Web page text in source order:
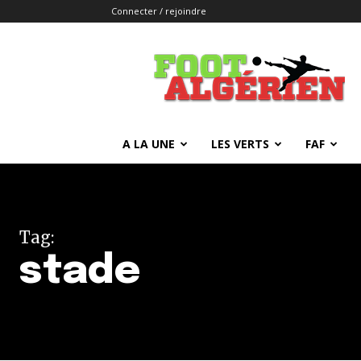
Connecter / rejoindre
FOOTALGERIEN
A LA UNE LES VERTS FAF
Tag:
stade